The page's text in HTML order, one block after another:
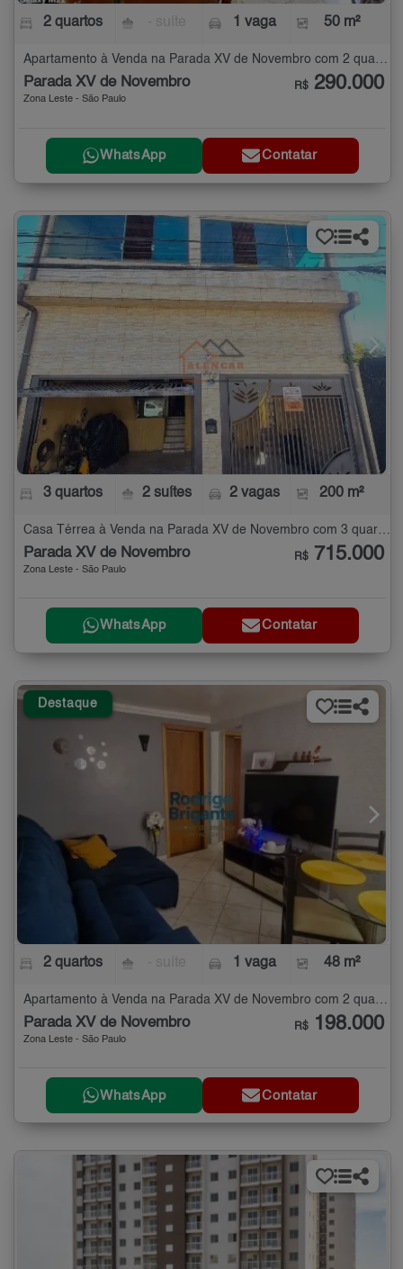
2 quartos 1 vaga 50 m²
Apartamento à Venda na Parada XV de Novembro com 2 quartos - 50 m²
Parada XV de Novembro
Zona Leste - São Paulo
R$ 290.000
WhatsApp Contatar
3 quartos 2 suítes 2 vagas 200 m²
Parada XV de Novembro
Zona Leste - São Paulo
R$ 715.000
WhatsApp Contatar
Destaque
2 quartos 1 vaga 48 m²
Apartamento à Venda na Parada XV de Novembro com 2 quartos - 48 m²
Parada XV de Novembro
Zona Leste - São Paulo
R$ 198.000
WhatsApp Contatar